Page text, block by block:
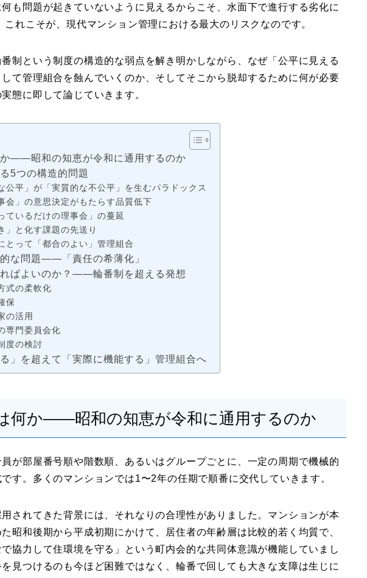
も問題が起きていないように見えるからこそ、水面下で進行する劣化に
これこそが、現代マンション管理における最大のリスクなのです。
制という制度の構造的な弱点を解き明かしながら、なぜ「公平に見える
て管理組合を蝕んでいくのか、そしてそこから脱却するために何が必要
態に即して論じていきます。
――昭和の知恵が令和に通用するのか
5つの構造的問題
公平」が「実質的な不公平」を生むパラドックス
会」の意思決定がもたらす品質低下
ているだけの理事会」の蔓延
」と化す課題の先送り
とって「都合のよい」管理組合
な問題――「責任の希薄化」
ばよいのか？――輪番制を超える発想
式の柔軟化
保
の活用
専門委員会化
度の検討
る」を超えて「実際に機能する」管理組合へ
何か――昭和の知恵が令和に通用するのか
が部屋番号順や階数順、あるいはグループごとに、一定の周期で機械的
す。多くのマンションでは1〜2年の任期で順番に交代していきます。
されてきた背景には、それなりの合理性がありました。マンションが本
昭和後期から平成初期にかけて、居住者の年齢層は比較的若く均質で、
協力して住環境を守る」という町内会的な共同体意識が機能していまし
見つけるのも今ほど困難ではなく、輪番で回しても大きな支障は生じに